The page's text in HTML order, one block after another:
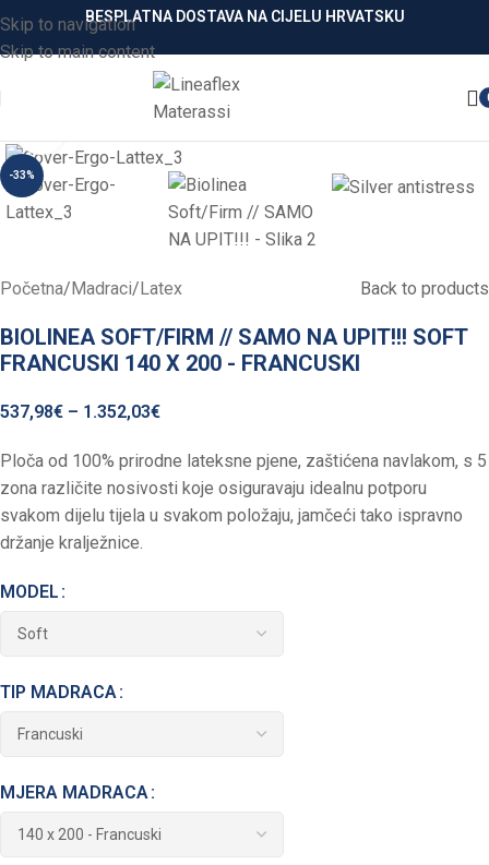
Skip to navigation
Skip to main content
BESPLATNA DOSTAVA NA CIJELU HRVATSKU
-33%
Početna/ Madraci/ Latex Back to products
BIOLINEA SOFT/FIRM // SAMO NA UPIT!!! SOFT
FRANCUSKI 140 X 200 - FRANCUSKI
537,98€ – 1.352,03€
Ploča od 100% prirodne lateksne pjene, zaštićena navlakom, s 5
zona različite nosivosti koje osiguravaju idealnu potporu
svakom dijelu tijela u svakom položaju, jamčeći tako ispravno
držanje kralježnice.
MODEL
TIP MADRACA
MJERA MADRACA